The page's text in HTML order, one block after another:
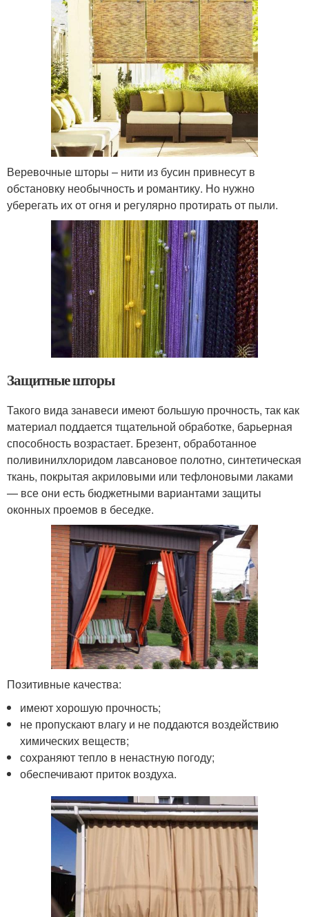
Веревочные шторы – нити из бусин привнесут в
обстановку необычность и романтику. Но нужно
уберегать их от огня и регулярно протирать от пыли.
Защитные шторы
Такого вида занавеси имеют большую прочность, так как
материал поддается тщательной обработке, барьерная
способность возрастает. Брезент, обработанное
поливинилхлоридом лавсановое полотно, синтетическая
ткань, покрытая акриловыми или тефлоновыми лаками
— все они есть бюджетными вариантами защиты
оконных проемов в беседке.
Позитивные качества:
имеют хорошую прочность;
не пропускают влагу и не поддаются воздействию
химических веществ;
сохраняют тепло в ненастную погоду;
обеспечивают приток воздуха.